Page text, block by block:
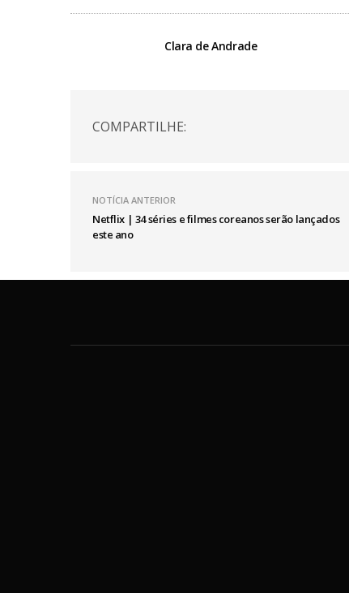
Clara de Andrade
COMPARTILHE:
NOTÍCIA ANTERIOR
Netflix | 34 séries e filmes coreanos serão lançados
este ano